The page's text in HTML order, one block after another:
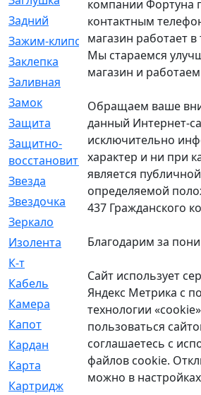
Задний
[528]
Зажим-клипса
[1]
Заклепка
[1]
Заливная
Замок
[12]
Защита
[79]
Защитно-
восстановительный
[4]
Звезда
[1]
Звездочка
[5]
Зеркало
Изолента
[1]
К-т
Кабель
[50]
Камера
[4]
Капот
[144]
Кардан
[131]
Карта
[2]
Картридж
[250]
компании Фортуна
контактным
магазин работает
Мы стараемся
магазин и
Обращаем ваше
данный Интернет-
исключительно
характер и ни при
является
определяемой
437 Гражданского
Благодарим за
Сайт использует
Яндекс Метрика с
технологии
пользоваться
соглашаетесь с
файлов cookie.
можно в